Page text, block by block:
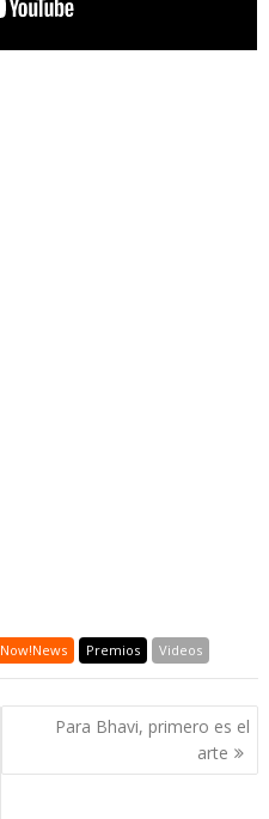
Now!News Premios Videos
Para Bhavi, primero es el
arte